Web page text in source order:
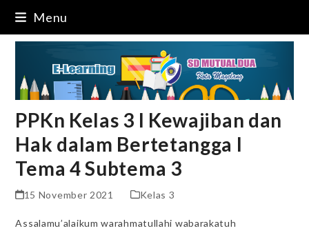
content
Menu
PPKn Kelas 3 I Kewajiban dan
Hak dalam Bertetangga I
Tema 4 Subtema 3
15 November 2021 Kelas 3
Assalamu’alaikum warahmatullahi wabarakatuh